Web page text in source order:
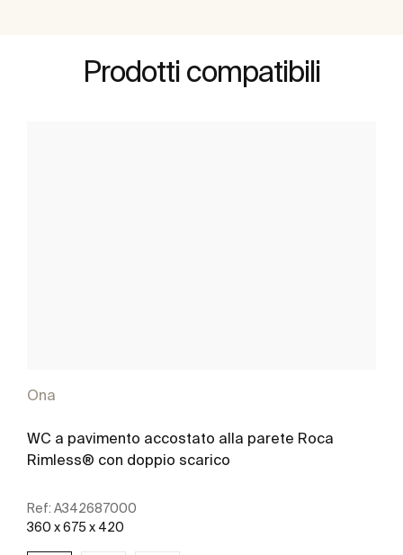
Prodotti compatibili
Ona
WC a pavimento accostato alla parete Roca
Rimless® con doppio scarico
Ref: A342687000
360 x 675 x 420